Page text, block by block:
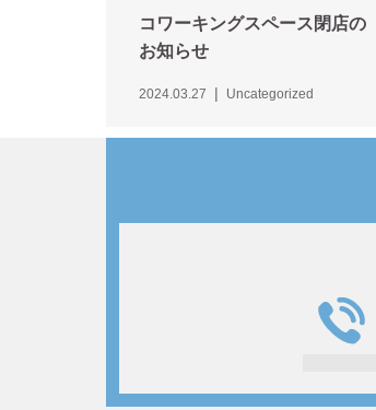
コワーキングスペース閉店の
お知らせ
2024.03.27 Uncategorized